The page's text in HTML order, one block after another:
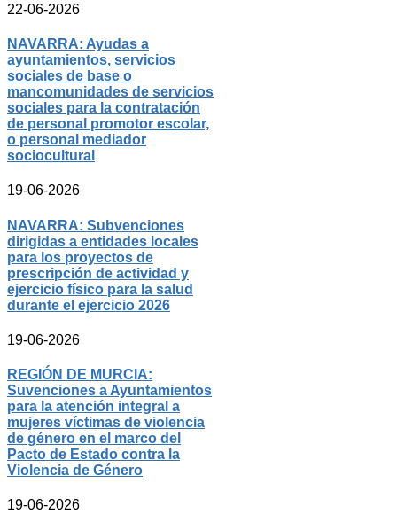
22-06-2026
NAVARRA: Ayudas a
ayuntamientos, servicios
sociales de base o
mancomunidades de servicios
sociales para la contratación
de personal promotor escolar,
o personal mediador
sociocultural
19-06-2026
NAVARRA: Subvenciones
dirigidas a entidades locales
para los proyectos de
prescripción de actividad y
ejercicio físico para la salud
durante el ejercicio 2026
19-06-2026
REGIÓN DE MURCIA:
Suvenciones a Ayuntamientos
para la atención integral a
mujeres víctimas de violencia
de género en el marco del
Pacto de Estado contra la
Violencia de Género
19-06-2026